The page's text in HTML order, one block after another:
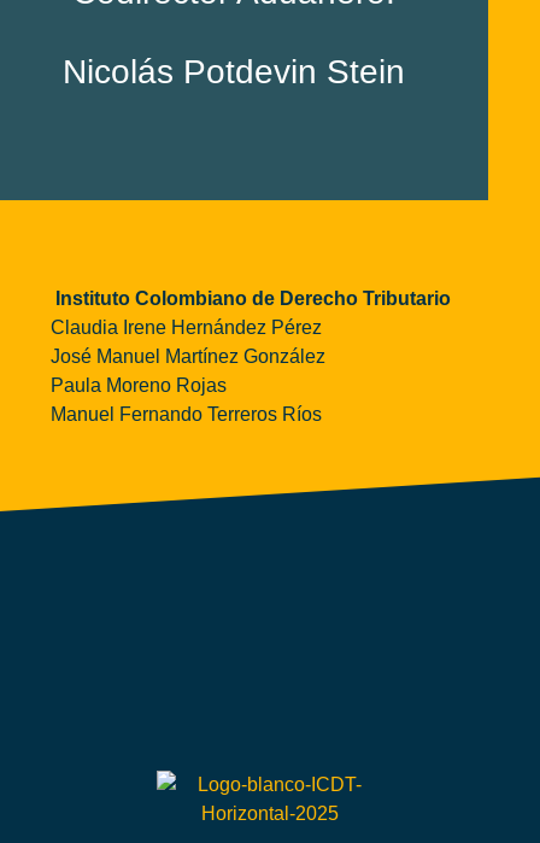
Nicolás Potdevin Stein
Instituto Colombiano de Derecho Tributario
Claudia Irene Hernández Pérez
José Manuel Martínez González
Paula Moreno Rojas
Manuel Fernando Terreros Ríos